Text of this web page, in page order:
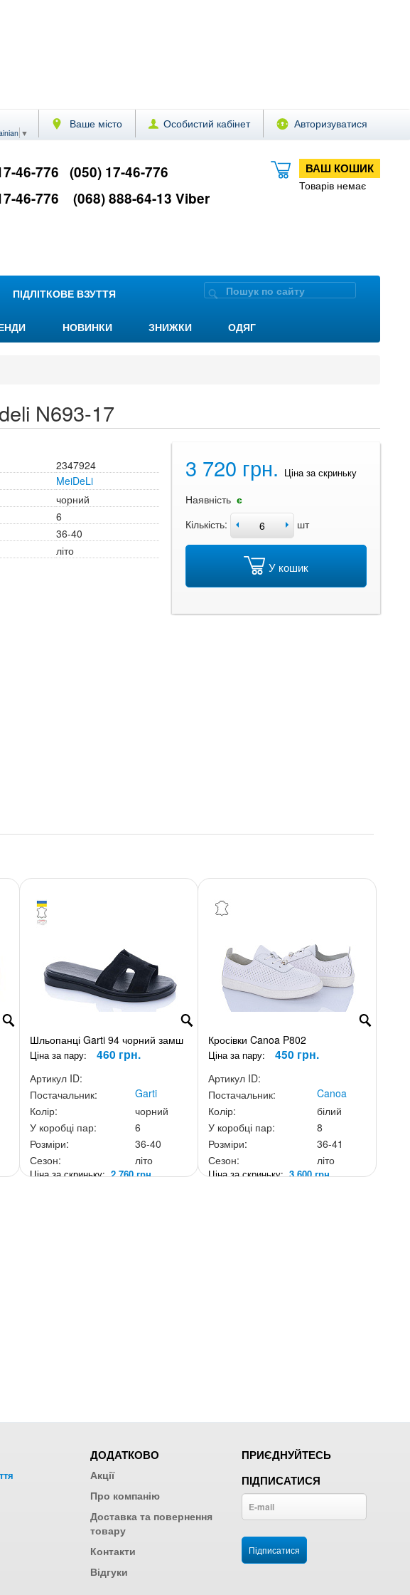
Ваше місто Особистий кабінет Авторизуватися
▼
ВАШ КОШИК
Товарів немає
46-776 (050) 17-46-776
46-776
(068) 888-64-13 Viber
ПІДЛІТКОВЕ ВЗУТТЯ
НОВИНКИ ЗНИЖКИ ОДЯГ
N693-17
2347924
MeiDeLi
чорний
6
36-40
літо
3 720 грн. Ціна за скриньку
Наявність є
Кількість:
шт
У кошик
Шльопанці Garti 94 чорний замш
Ціна за пару: 460 грн.
Артикул ID:
Постачальник:
Garti
Колір:
чорний
У коробці пар:
6
Розміри:
36-40
Сезон:
літо
Ціна за скриньку:2 760 грн.
Кросівки Canoa P802
Ціна за пару: 450 грн.
Артикул ID:
Постачальник:
Canoa
Колір:
білий
У коробці пар:
8
Розміри:
36-41
Сезон:
літо
Ціна за скриньку:3 600 грн.
ДОДАТКОВО
Акції
Про компанію
Доставка та повернення
товару
Контакти
Відгуки
ПРИЄДНУЙТЕСЬ
ПІДПИСАТИСЯ